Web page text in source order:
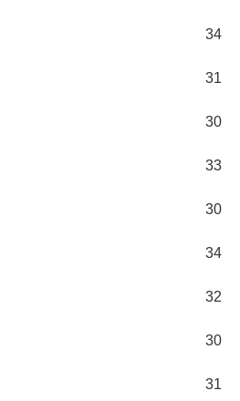
34
31
30
33
30
34
32
30
31